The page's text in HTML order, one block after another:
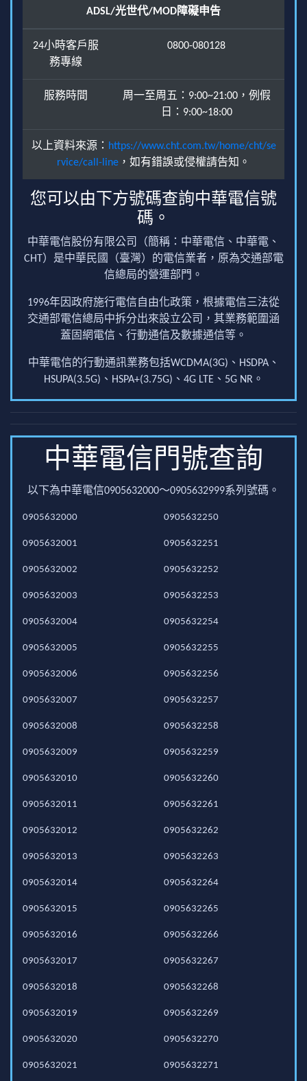
ADSL/光世代/MOD障礙申告
24小時客戶服
務專線
0800-080128
服務時間
周一至周五：9:00~21:00，例假
日：9:00~18:00
以上資料來源： https://www.cht.com.tw/home/cht/se
rvice/call-line ，如有錯誤或侵權請告知。
您可以由下方號碼查詢中華電信號
碼。
中華電信股份有限公司（簡稱：中華電信、中華電、
CHT）是中華民國（臺灣）的電信業者，原為交通部電
信總局的營運部門。
1996年因政府施行電信自由化政策，根據電信三法從
交通部電信總局中拆分出來設立公司，其業務範圍涵
蓋固網電信、行動通信及數據通信等。
中華電信的行動通訊業務包括WCDMA(3G)、HSDPA、
HSUPA(3.5G)、HSPA+(3.75G)、4G LTE、5G NR。
中華電信門號查詢
以下為中華電信0905632000～0905632999系列號碼。
0905632000
0905632001
0905632002
0905632003
0905632004
0905632005
0905632006
0905632007
0905632008
0905632009
0905632010
0905632011
0905632012
0905632013
0905632014
0905632015
0905632016
0905632017
0905632018
0905632019
0905632020
0905632021
0905632250
0905632251
0905632252
0905632253
0905632254
0905632255
0905632256
0905632257
0905632258
0905632259
0905632260
0905632261
0905632262
0905632263
0905632264
0905632265
0905632266
0905632267
0905632268
0905632269
0905632270
0905632271